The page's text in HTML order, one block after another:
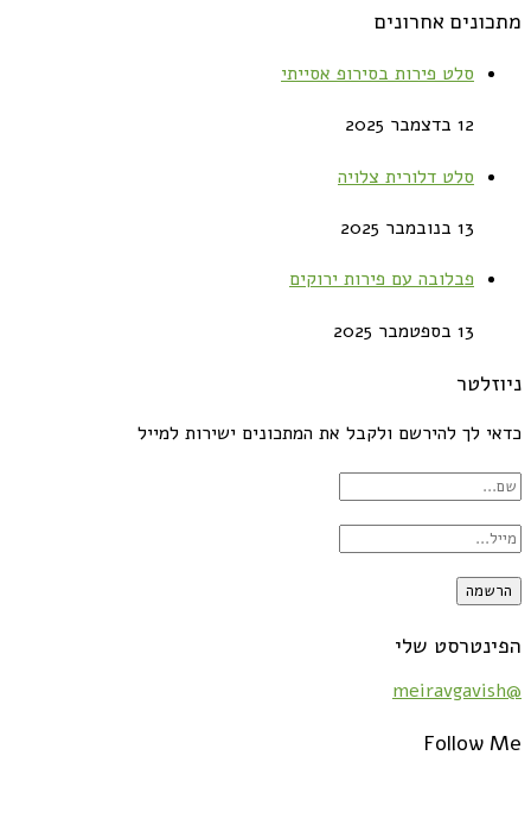
מתכונים אחרונים
סלט פירות בסירופ אסייתי
12 בדצמבר 2025
סלט דלורית צלויה
13 בנובמבר 2025
פבלובה עם פירות ירוקים
13 בספטמבר 2025
ניוזלטר
כדאי לך להירשם ולקבל את המתכונים ישירות למייל
הפינטרסט שלי
@meiravgavish
Follow Me